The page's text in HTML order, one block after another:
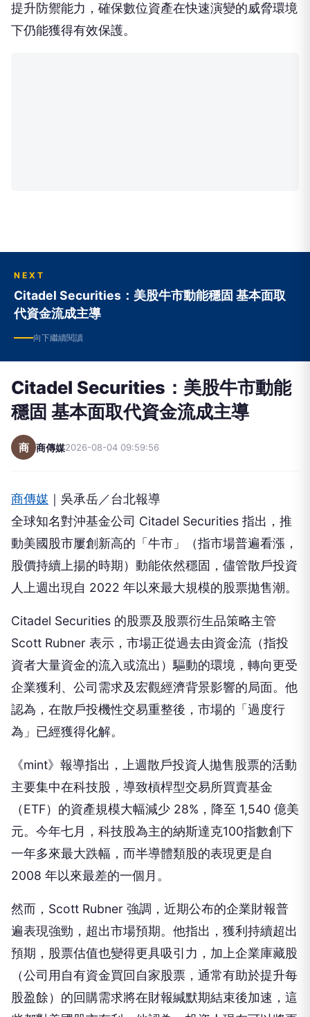
提升防禦能力，確保數位資產在快速演變的威脅環境
下仍能獲得有效保護。
NEXT
Citadel Securities：美股牛市動能穩固 基本面取
代資金流成主導
向下繼續閱讀
Citadel Securities：美股牛市動能
穩固 基本面取代資金流成主導
商 商傳媒2026-08-04 09:59:56
商傳媒 ｜吳承岳／台北報導
全球知名對沖基金公司 Citadel Securities 指出，推
動美國股市屢創新高的「牛市」（指市場普遍看漲，
股價持續上揚的時期）動能依然穩固，儘管散戶投資
人上週出現自 2022 年以來最大規模的股票拋售潮。
Citadel Securities 的股票及股票衍生品策略主管
Scott Rubner 表示，市場正從過去由資金流（指投
資者大量資金的流入或流出）驅動的環境，轉向更受
企業獲利、公司需求及宏觀經濟背景影響的局面。他
認為，在散戶投機性交易重整後，市場的「過度行
為」已經獲得化解。
《mint》報導指出，上週散戶投資人拋售股票的活動
主要集中在科技股，導致槓桿型交易所買賣基金
（ETF）的資產規模大幅減少 28%，降至 1,540 億美
元。今年七月，科技股為主的納斯達克100指數創下
一年多來最大跌幅，而半導體類股的表現更是自
2008 年以來最差的一個月。
然而，Scott Rubner 強調，近期公布的企業財報普
遍表現強勁，超出市場預期。他指出，獲利持續超出
預期，股票估值也變得更具吸引力，加上企業庫藏股
（公司用自有資金買回自家股票，通常有助於提升每
股盈餘）的回購需求將在財報緘默期結束後加速，這